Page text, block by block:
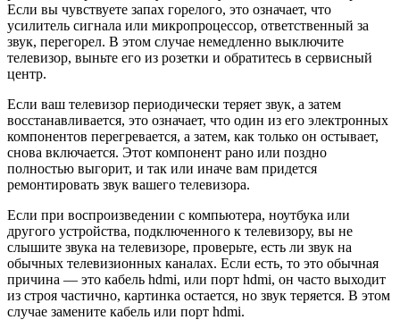
Если вы чувствуете запах горелого, это означает, что
усилитель сигнала или микропроцессор, ответственный за
звук, перегорел. В этом случае немедленно выключите
телевизор, выньте его из розетки и обратитесь в сервисный
центр.
Если ваш телевизор периодически теряет звук, а затем
восстанавливается, это означает, что один из его электронных
компонентов перегревается, а затем, как только он остывает,
снова включается. Этот компонент рано или поздно
полностью выгорит, и так или иначе вам придется
ремонтировать звук вашего телевизора.
Если при воспроизведении с компьютера, ноутбука или
другого устройства, подключенного к телевизору, вы не
слышите звука на телевизоре, проверьте, есть ли звук на
обычных телевизионных каналах. Если есть, то это обычная
причина — это кабель hdmi, или порт hdmi, он часто выходит
из строя частично, картинка остается, но звук теряется. В этом
случае замените кабель или порт hdmi.